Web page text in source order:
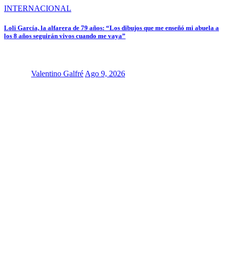
INTERNACIONAL
Loli García, la alfarera de 79 años: “Los dibujos que me enseñó mi abuela a
los 8 años seguirán vivos cuando me vaya”
Valentino Galfré Ago 9, 2026